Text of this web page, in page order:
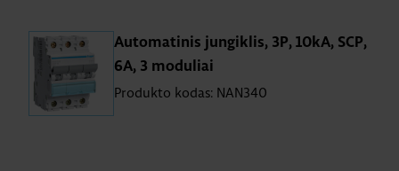
Automatinis jungiklis, 3P, 10kA, SCP,
6A, 3 moduliai
Produkto kodas: NAN340